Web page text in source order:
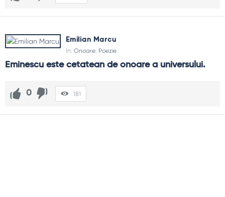
Emilian Marcu
In: Onoare Poezie
Eminescu este cetatean de onoare a universului.
0 181